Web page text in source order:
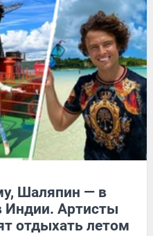
Шаляпин — в
Индии. Артисты
отдыхать летом